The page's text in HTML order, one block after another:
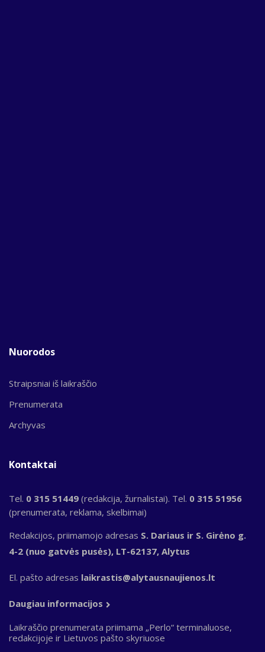
Nuorodos
Straipsniai iš laikraščio
Prenumerata
Archyvas
Kontaktai
Tel. 0 315 51449 (redakcija, žurnalistai). Tel. 0 315 51956
(prenumerata, reklama, skelbimai)
Redakcijos, priimamojo adresas S. Dariaus ir S. Girėno g.
4-2 (nuo gatvės pusės), LT-62137, Alytus
El. pašto adresas laikrastis@alytausnaujienos.lt
Daugiau informacijos
Laikraščio prenumerata priimama „Perlo“ terminaluose,
redakcijoje ir Lietuvos pašto skyriuose